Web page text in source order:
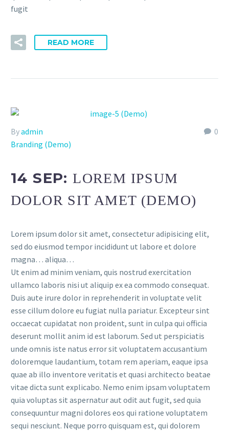
fugit
READ MORE
0
Byadmin
Branding (Demo)
14 SEP:LOREM IPSUM
DOLOR SIT AMET (DEMO)
Lorem ipsum dolor sit amet, consectetur adipisicing elit,
sed do eiusmod tempor incididunt ut labore et dolore
magna… aliqua…
Ut enim ad minim veniam, quis nostrud exercitation
ullamco laboris nisi ut aliquip ex ea commodo consequat.
Duis aute irure dolor in reprehenderit in voluptate velit
esse cillum dolore eu fugiat nulla pariatur. Excepteur sint
occaecat cupidatat non proident, sunt in culpa qui officia
deserunt mollit anim id est laborum. Sed ut perspiciatis
unde omnis iste natus error sit voluptatem accusantium
doloremque laudantium, totam rem aperiam, eaque ipsa
quae ab illo inventore veritatis et quasi architecto beatae
vitae dicta sunt explicabo. Nemo enim ipsam voluptatem
quia voluptas sit aspernatur aut odit aut fugit, sed quia
consequuntur magni dolores eos qui ratione voluptatem
sequi nesciunt. Neque porro quisquam est, qui dolorem